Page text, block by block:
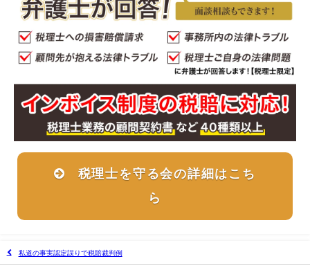
税理士を守る会の詳細はこち
ら
私道の事実認定誤りで税賠裁判例